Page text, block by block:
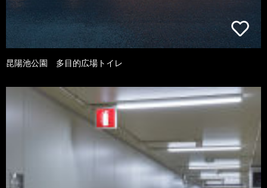
昆陽池公園 多目的広場トイレ